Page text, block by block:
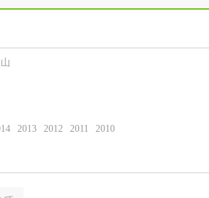
2013 2012 2011 2010